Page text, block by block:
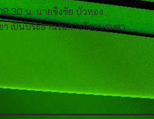
น. นายชิงชัย บัวทอง
เป็นประธานในการจัดอบรมตา…